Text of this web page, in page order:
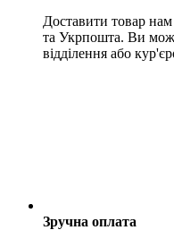
Доставити товар
та Укрпошта. Ви
відділення або
Зручна оплата